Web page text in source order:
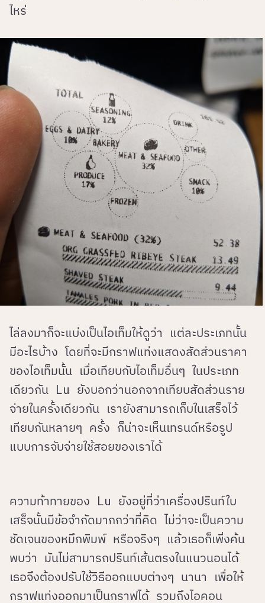
ไหร่
ไล่ลงมาก็จะแบ่งเป็นไอเท็มให้ดูว่า แต่ละประเภทนั้น
มีอะไรบ้าง โดยที่จะมีกราฟแท่งแสดงสัดส่วนราคา
ของไอเท็มนั้น เมื่อเทียบกับไอเท็มอื่นๆ ในประเภท
เดียวกัน Lu ยังบอกว่านอกจากเทียบสัดส่วนราย
จ่ายในครั้งเดียวกัน เรายังสามารถเก็บในเสร็จไว้
เทียบกันหลายๆ ครั้ง ก็น่าจะเห็นเทรนด์หรือรูป
แบบการจับจ่ายใช้สอยของเราได้
ความท้าทายของ Lu ยังอยู่ที่ว่าเครื่องปรินท์ใบ
เสร็จนั้นมีข้อจำกัดมากกว่าที่คิด ไม่ว่าจะเป็นความ
ชัดเจนของหมึกพิมพ์ หรือจริงๆ แล้วเธอก็เพิ่งค้น
พบว่า มันไม่สามารถปรินท์เส้นตรงในแนวนอนได้
เธอจึงต้องปรับใช้วิธีออกแบบต่างๆ นานา เพื่อให้
กราฟแท่งออกมาเป็นกราฟได้ รวมถึงไอคอน